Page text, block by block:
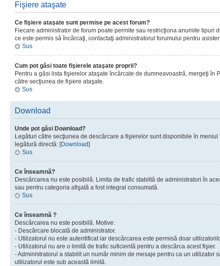
Fişiere ataşate
Ce fişiere ataşate sunt permise pe acest forum?
Fiecare administrator de forum poate permite sau restricţiona anumite tipuri
ce este permis sâ încărcaţi, contactaţi administratorul forumului pentru
Sus
Cum pot găsi toate fişierele ataşate proprii?
Pentru a găsi lista fişierelor ataşate încărcate de dumneavoastră, mergeţi în
către secţiunea de fişiere ataşate.
Sus
Download
Unde pot găsi Download?
Legături către secţiunea de descărcare a fişierelor sunt disponibile în
legătură directă: [Download]
Sus
Ce înseamnă?
Descărcarea nu este posibilă. Limita de trafic stabiltă de administratori în
sau pentru categoria afişată a fost integral consumată.
Sus
Ce înseamnă ?
Descărcarea nu este posibilă. Motive:
- Descărcare blocată de administrator.
- Utilizatorul nu este autentificat iar descărcarea este permisă doar
- Utilizatorul nu are o limită de trafic suficientă pentru a descărca acest fişier.
- Administratorul a stabilit un număr minim de mesaje pentru ca un utilizator
utilizatorul este sub această limită.